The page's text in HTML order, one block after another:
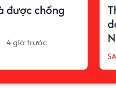
được chồng
4 giờ trước